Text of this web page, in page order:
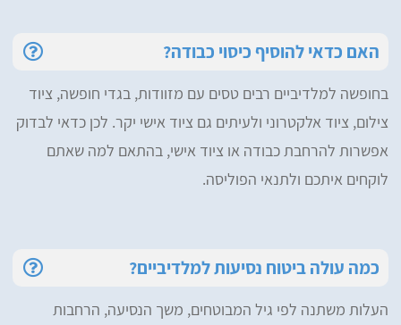
האם כדאי להוסיף כיסוי כבודה?
בחופשה למלדיביים רבים טסים עם מזוודות, בגדי חופשה, ציוד
צילום, ציוד אלקטרוני ולעיתים גם ציוד אישי יקר. לכן כדאי לבדוק
אפשרות להרחבת כבודה או ציוד אישי, בהתאם למה שאתם
לוקחים איתכם ולתנאי הפוליסה.
כמה עולה ביטוח נסיעות למלדיביים?
העלות משתנה לפי גיל המבוטחים, משך הנסיעה, הרחבות